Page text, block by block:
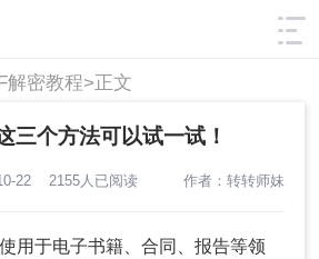
筛选
解密教程>正文
三个方法可以试一试！
22 2155人已阅读 作者：转转师妹
用于电子书籍、合同、报告等领